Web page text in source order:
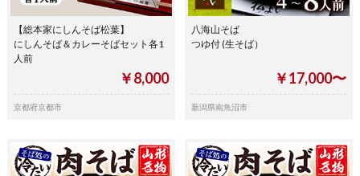
【総本家にしんそば松葉】
にしんそば＆カレーそばセット各1
人前
￥8,000
京都府京都市
八海山そば
つゆ付 (生そば）
￥17,000〜
新潟県南魚沼市